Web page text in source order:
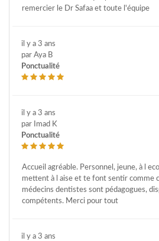
remercier le Dr Safaa et toute l'équipe
il y a 3 ans
par Aya B
Ponctualité
il y a 3 ans
par Imad K
Ponctualité
Accueil agréable. Personnel, jeune, à l
mettent à l aise et te font sentir comme
médecins dentistes sont pédagogues,
compétents. Merci pour tout
il y a 3 ans